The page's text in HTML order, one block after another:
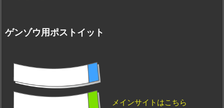
ゲンゾウ用ポストイット
メインサイトはこちら